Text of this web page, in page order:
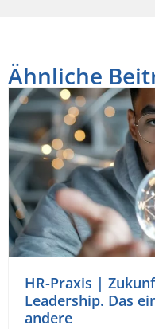
Ähnliche
HR-Praxis |
Leadership. Das
andere